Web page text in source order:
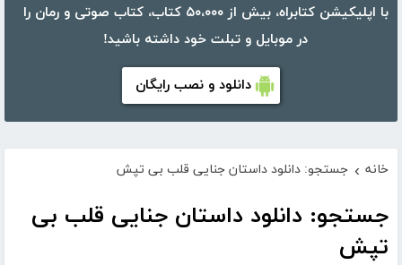
با اپلیکیشن کتابراه، بیش از ۵۰،۰۰۰ کتاب، کتاب صوتی و رمان را
در موبایل و تبلت خود داشته باشید!
دانلود و نصب رایگان
خانه › جستجو: دانلود داستان جنایی قلب بی تپش
جستجو: دانلود داستان جنایی قلب بی
تپش